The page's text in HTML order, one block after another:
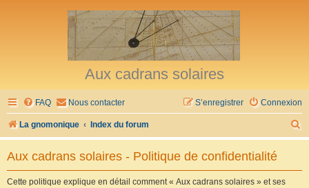
Aux cadrans solaires
FAQ Nous contacter Connexion
S’enregistrer
La gnomonique Index du forum
e
Aux cadrans solaires - Politique de confidentialité
Cette politique explique en détail comment « Aux cadrans solaires » et ses